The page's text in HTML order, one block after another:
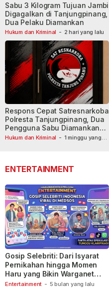
Hukum dan Kriminal - 2 hari yang lalu
Sabu 3 Kilogram Tujuan Jambi
Digagalkan di Tanjungpinang,
Dua Pelaku Diamankan
Hukum dan Kriminal - 1 minggu yang
Respons Cepat Satresnarkoba
Polresta Tanjungpinang, Dua
Pengguna Sabu Diamankan
Usai Dilaporkan ke Call Center
ENTERTAINMENT
Entertainment - 5 bulan yang lalu
Gosip Selebriti: Dari Isyarat
Pernikahan hingga Momen
Haru yang Bikin Warganet
Berspekulasi